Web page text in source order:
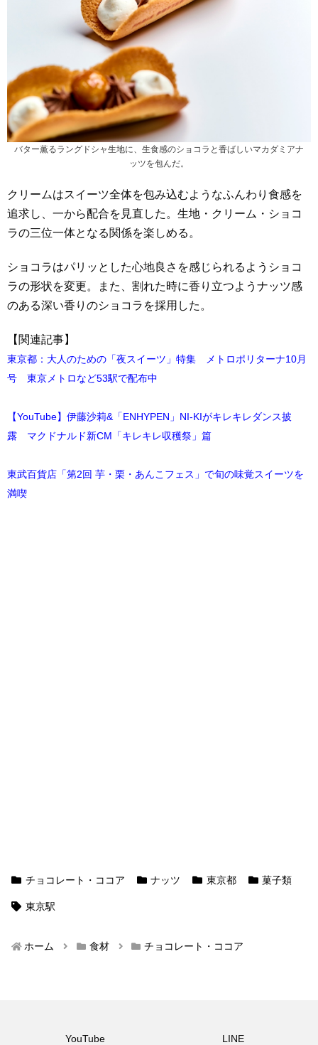
バター薫るラングドシャ生地に、生食感のショコラと香ばしいマカダミアナ
ッツを包んだ。
クリームはスイーツ全体を包み込むようなふんわり食感を
追求し、一から配合を見直した。生地・クリーム・ショコ
ラの三位一体となる関係を楽しめる。
ショコラはパリッとした心地良さを感じられるようショコ
ラの形状を変更。また、割れた時に香り立つようナッツ感
のある深い香りのショコラを採用した。
【関連記事】
東京都：大人のための「夜スイーツ」特集 メトロポリターナ10月
号 東京メトロなど53駅で配布中
【YouTube】伊藤沙莉&「ENHYPEN」NI-KIがキレキレダンス披
露 マクドナルド新CM「キレキレ収穫祭」篇
東武百貨店「第2回 芋・栗・あんこフェス」で旬の味覚スイーツを
満喫
チョコレート・ココア ナッツ 東京都 菓子類
東京駅
ホーム 食材 チョコレート・ココア
YouTube
LINE